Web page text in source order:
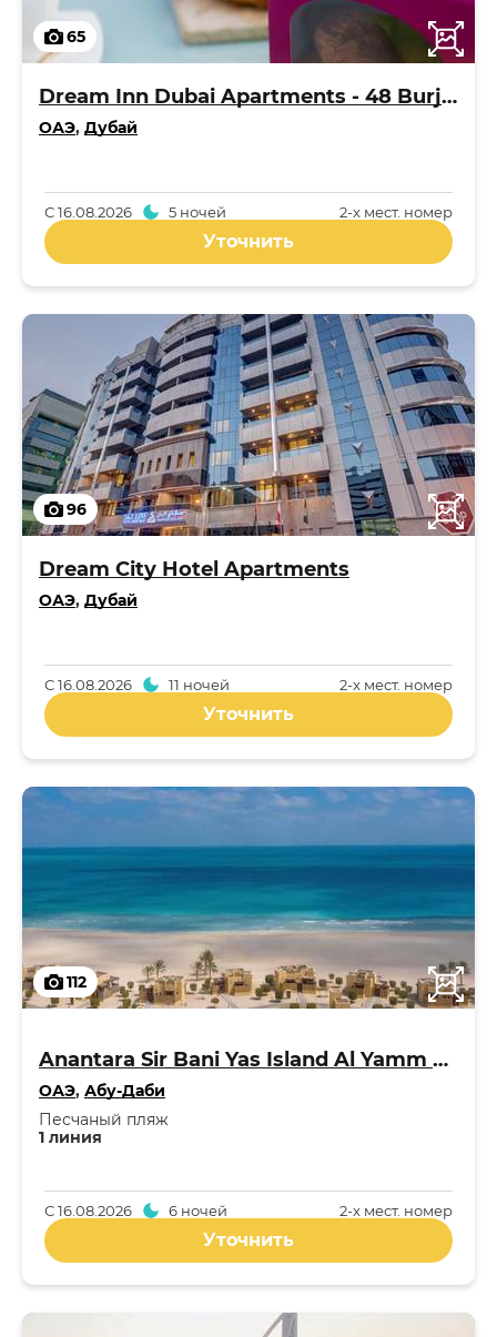
65
Dream Inn Dubai Apartments - 48 Burj Gate
ОАЭ, Дубай
2-x мест. номер
С16.08.2026 5 ночей
Уточнить
96
Dream City Hotel Apartments
ОАЭ, Дубай
2-x мест. номер
С16.08.2026 11 ночей
Уточнить
112
Anantara Sir Bani Yas Island Al Yamm Villa Resort 5*
ОАЭ, Абу-Даби
1 линия
Песчаный пляж
2-x мест. номер
С16.08.2026 6 ночей
Уточнить